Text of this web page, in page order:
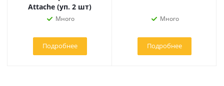
Attache (уп. 2 шт)
Много
Подробнее
Много
Подробнее